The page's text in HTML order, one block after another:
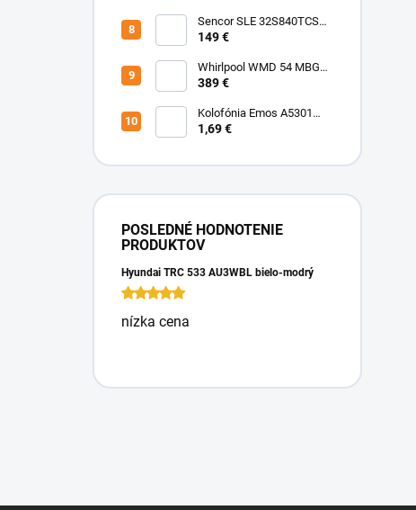
Sencor SLE 32S840TCSB
TV
149 €
Whirlpool WMD 54 MBG
Mikrovlnka vstavaná
389 €
Kolofónia Emos A5301
16g
1,69 €
POSLEDNÉ HODNOTENIE
PRODUKTOV
Hyundai TRC 533 AU3WBL bielo-modrý
nízka cena